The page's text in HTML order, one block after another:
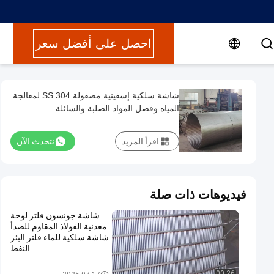
احصل على أفضل سعر
شاشة سلكية إسفينية مصقولة 304 SS لمعالجة
المياه وفصل المواد الصلبة والسائلة
نتحدث الآن اقرأ المزيد
فيديوهات ذات صلة
شاشة جونسون فلتر لوحة
معدنية الفولاذ المقاوم للصدأ
شاشة سلكية للماء فلتر البئر
النفط
شبكة سلكية من الفولاذ المقاوم لل